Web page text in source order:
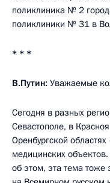
поликлиника № 2
поликлиники № 31 в
* * *
В.Путин: Уважаемые
Сегодня в разных
Севастополе, в
Оренбургской
медицинских
об этом, эта тема тоже